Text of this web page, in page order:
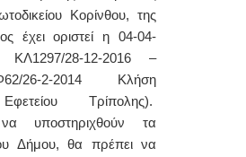
Κορίνθου, της
έχει οριστεί η 04-04-
ΚΛ1297/28-12-2016 –
26-2-2014 Κλήση
Τρίπολης).
να υποστηριχθούν τα
Δήμου, θα πρέπει να